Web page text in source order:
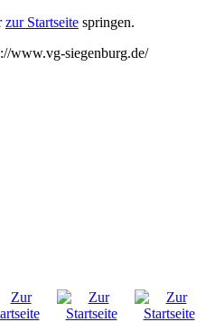
zur Startseite springen.
www.vg-siegenburg.de/